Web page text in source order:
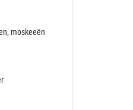
moskeeën